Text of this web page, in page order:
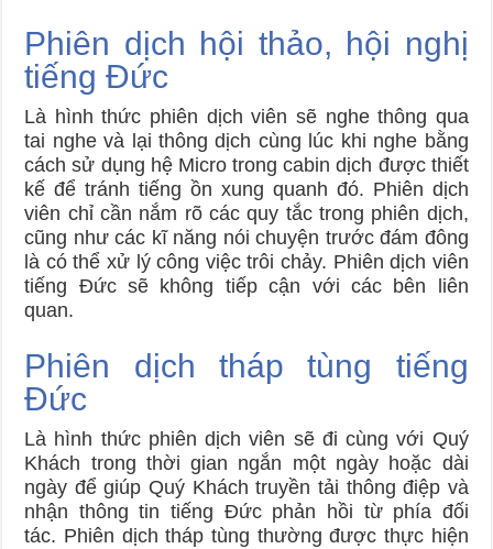
Phiên dịch hội thảo, hội nghị
tiếng Đức
Là hình thức phiên dịch viên sẽ nghe thông qua
tai nghe và lại thông dịch cùng lúc khi nghe bằng
cách sử dụng hệ Micro trong cabin dịch được thiết
kế để tránh tiếng ồn xung quanh đó. Phiên dịch
viên chỉ cần nắm rõ các quy tắc trong phiên dịch,
cũng như các kĩ năng nói chuyện trước đám đông
là có thể xử lý công việc trôi chảy. Phiên dịch viên
tiếng Đức sẽ không tiếp cận với các bên liên
quan.
Phiên dịch tháp tùng tiếng
Đức
Là hình thức phiên dịch viên sẽ đi cùng với Quý
Khách trong thời gian ngắn một ngày hoặc dài
ngày để giúp Quý Khách truyền tải thông điệp và
nhận thông tin tiếng Đức phản hồi từ phía đối
tác. Phiên dịch tháp tùng thường được thực hiện